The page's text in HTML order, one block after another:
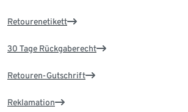
Retourenetikett
30 Tage Rückgaberecht
Retouren-Gutschrift
Reklamation